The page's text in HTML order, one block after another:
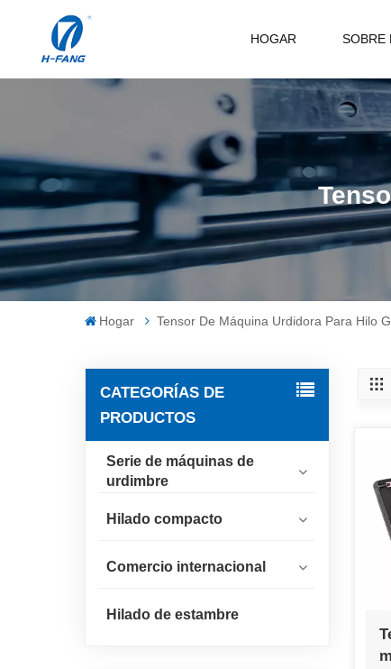
HOGAR SOBRE
Hogar Tensor De Máquina Urdidora Para Hilo
CATEGORÍAS DE
PRODUCTOS
Serie de máquinas de
urdimbre
Hilado compacto
Comercio internacional
Hilado de estambre